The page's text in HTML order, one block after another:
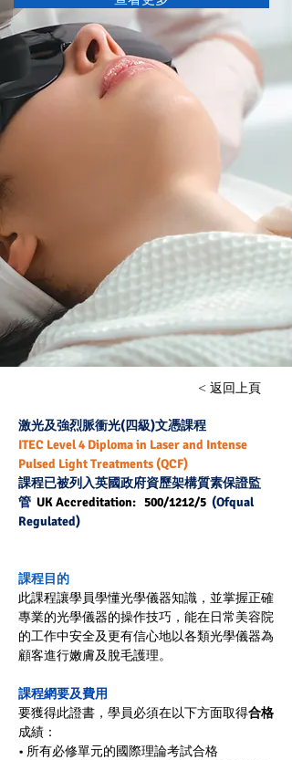
< 返回上頁
激光及強烈脈衝光(四級)文憑課程
ITEC Level 4 Diploma in Laser and Intense
Pulsed Light Treatments (QCF)
課程已被列入英國政府資歷架構質素保證監
管 UK Accreditation:   500/1212/5 (Ofqual
Regulated)
課程目的
此課程讓學員學懂光學儀器知識，並掌握正確
專業的光學儀器的操作技巧，能在日常美容院
的工作中安全及更有信心地以各類光學儀器為
顧客進行嫩膚及脫毛護理。
課程網要及費用
要獲得此證書 ，學員必須在以下方面取得合格
成績：
• 所有必修單元的國際理論考試合格